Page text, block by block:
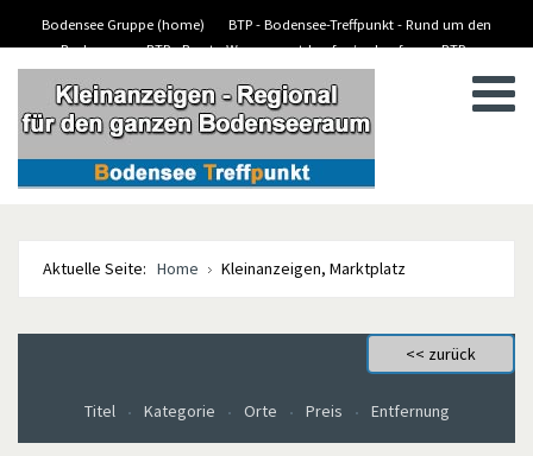
Bodensee Gruppe (home)
BTP - Bodensee-Treffpunkt - Rund um den
Bodensee
BTP - Boote-Wassersport-kaufen/verkaufen
BTP -
BTP - Kleinanzeigen
Aktuelle Seite: Home Kleinanzeigen, Marktplatz
Titel Kategorie Orte Preis Entfernung